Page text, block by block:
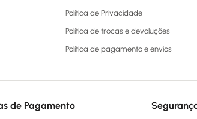
Política de Privacidade
Política de trocas e devoluções
Política de pagamento e envios
de Pagamento